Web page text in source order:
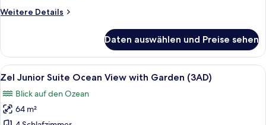
Weitere Details
Weitere
Suite
Ocean
View
Daten auswählen und Preise sehen
Alle
Fotos
für
Zel
Ein Zimmer mit Holzboden, einer
6
Zel Junior Suite Ocean View with Garden (3AD)
Blick auf den Ozean
64 m²